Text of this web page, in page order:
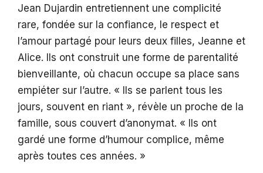
Jean Dujardin entretiennent une complicité
rare, fondée sur la confiance, le respect et
l’amour partagé pour leurs deux filles, Jeanne et
Alice. Ils ont construit une forme de parentalité
bienveillante, où chacun occupe sa place sans
empiéter sur l’autre. « Ils se parlent tous les
jours, souvent en riant », révèle un proche de la
famille, sous couvert d’anonymat. « Ils ont
gardé une forme d’humour complice, même
après toutes ces années. »